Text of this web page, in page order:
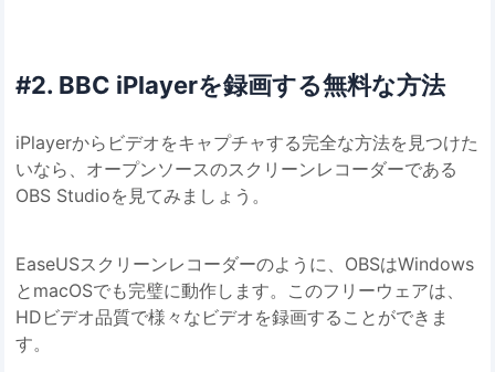
#2. BBC iPlayerを録画する無料な方法
iPlayerからビデオをキャプチャする完全な方法を見つけた
いなら、オープンソースのスクリーンレコーダーである
OBS Studioを見てみましょう。
EaseUSスクリーンレコーダーのように、OBSはWindows
とmacOSでも完璧に動作します。このフリーウェアは、
HDビデオ品質で様々なビデオを録画することができま
す。